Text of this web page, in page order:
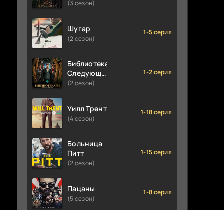
(3 сезон)
Шугар
(2 сезон)
1-5 серия
Библиотекари:
Следующая
глава
(2 сезон)
1-2 серия
Уилл Трент
(4 сезон)
1-18 серия
Больница
Питт
(2 сезон)
1-15 серия
Пацаны
(5 сезон)
1-8 серия